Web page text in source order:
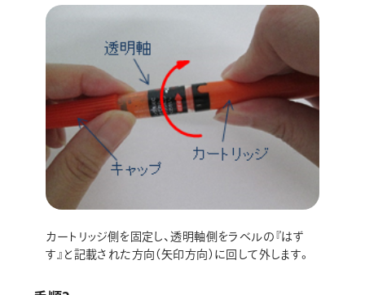
カートリッジ側を固定し、透明軸側をラベルの『はず
す』と記載された方向（矢印方向）に回して外します。